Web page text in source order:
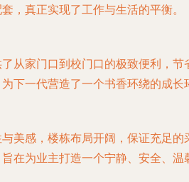
，真正实现了工作与生活的平衡。
从家门口到校门口的极致便利，节
下一代营造了一个书香环绕的成长
美感，楼栋布局开阔，保证充足的
在为业主打造一个宁静、安全、温